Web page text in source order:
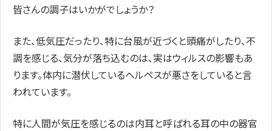
皆さんの調子はいかがでしょうか？
また、低気圧だったり、特に台風が近づくと頭痛がしたり、不
調を感じる、気分が落ち込むのは、実はウィルスの影響もあ
ります。体内に潜伏しているヘルペスが悪さをしていると言
われています。
特に人間が気圧を感じるのは内耳と呼ばれる耳の中の器官